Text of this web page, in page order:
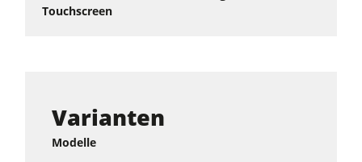
Touchscreen
Varianten
Modelle